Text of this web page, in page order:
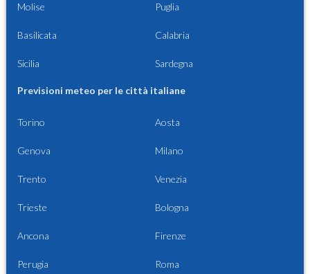
Molise Puglia
Basilicata Calabria
Sicilia Sardegna
Previsioni meteo per le città italiane
Torino Aosta
Genova Milano
Trento Venezia
Trieste Bologna
Ancona Firenze
Perugia Roma